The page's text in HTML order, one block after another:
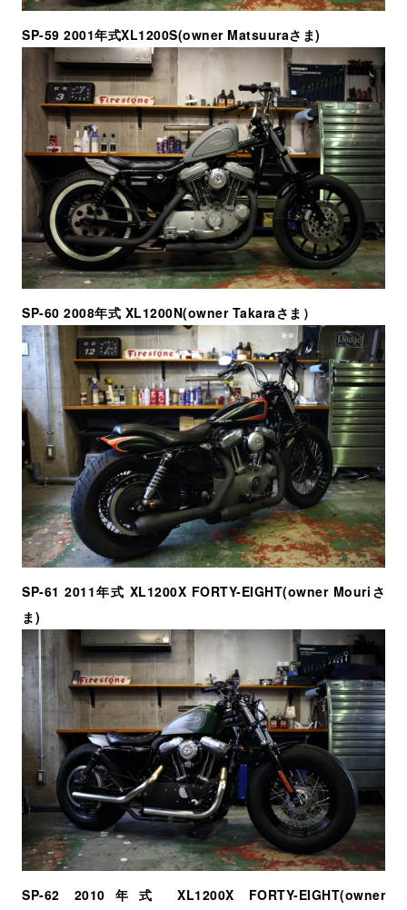
SP-59 2001年式XL1200S(owner Matsuuraさま)
SP-60 2008年式 XL1200N(owner Takaraさま）
SP-61 2011年式 XL1200X FORTY-EIGHT(owner Mouriさ
ま)
SP-62 2010年式 XL1200X FORTY-EIGHT(owner